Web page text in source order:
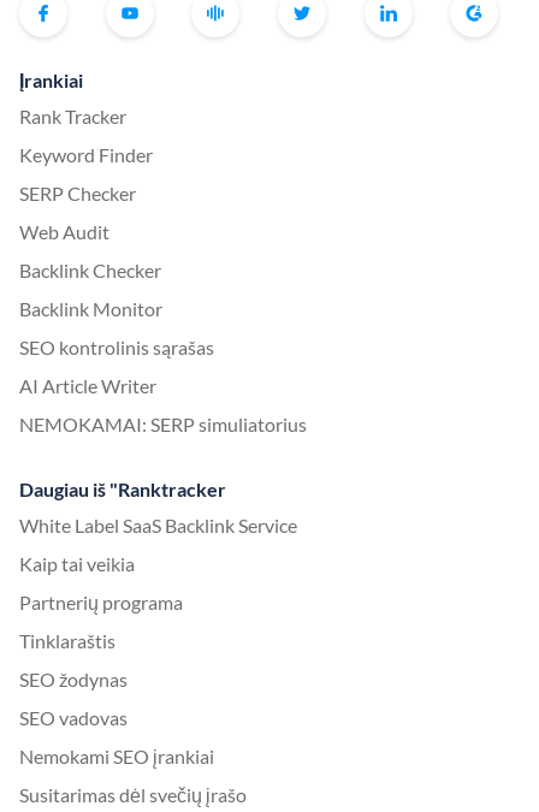
Įrankiai
Rank Tracker
Keyword Finder
SERP Checker
Web Audit
Backlink Checker
Backlink Monitor
SEO kontrolinis sąrašas
AI Article Writer
NEMOKAMAI: SERP simuliatorius
Daugiau iš "Ranktracker
White Label SaaS Backlink Service
Kaip tai veikia
Partnerių programa
Tinklaraštis
SEO žodynas
SEO vadovas
Nemokami SEO įrankiai
Susitarimas dėl svečių įrašo